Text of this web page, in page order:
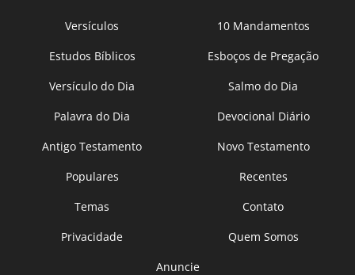
Versículos
10 Mandamentos
Estudos Bíblicos
Esboços de Pregação
Versículo do Dia
Salmo do Dia
Palavra do Dia
Devocional Diário
Antigo Testamento
Novo Testamento
Populares
Recentes
Temas
Contato
Privacidade
Quem Somos
Anuncie